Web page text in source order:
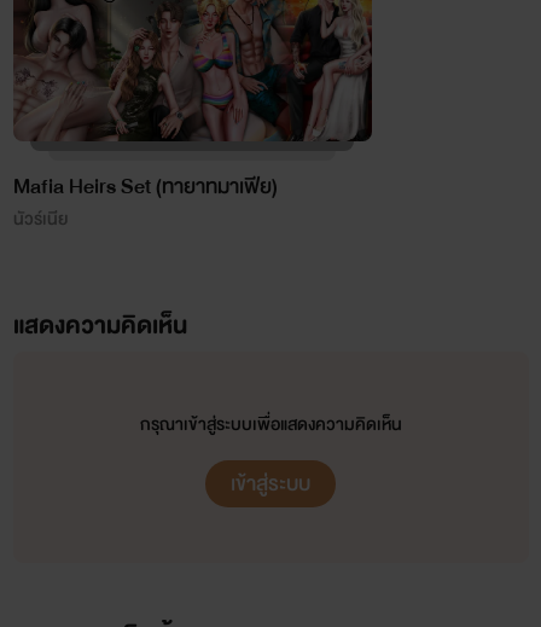
Mafia Heirs Set (ทายาทมาเฟีย)
นัวร์เนีย
แสดงความคิดเห็น
กรุณาเข้าสู่ระบบเพื่อแสดงความคิดเห็น
เข้าสู่ระบบ